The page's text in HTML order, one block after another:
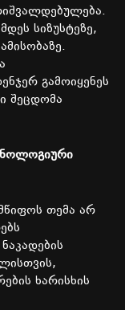
.
სიზუსტეზე,
.
გამოიყენეს
შეცდომა
თემა არ
ნაკადების
,
ხარისხის